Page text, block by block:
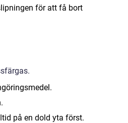
för att få bort
på en dold yta först.